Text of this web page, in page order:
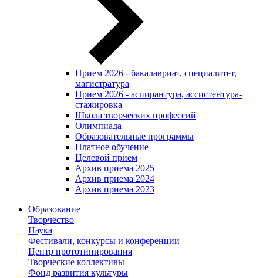
Прием 2026 - бакалавриат, специалитет,
магистратура
Прием 2026 - аспирантура, ассистентура-
стажировка
Школа творческих профессий
Олимпиада
Образовательные программы
Платное обучение
Целевой прием
Архив приема 2025
Архив приема 2024
Архив приема 2023
Образование
Творчество
Наука
Фестивали, конкурсы и конференции
Центр прототипирования
Творческие коллективы
Фонд развития культуры